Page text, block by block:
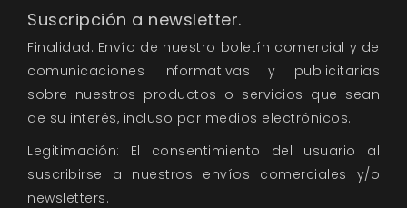
Suscripción a newsletter.
Finalidad: Envío de nuestro boletín comercial y de
comunicaciones informativas y publicitarias
sobre nuestros productos o servicios que sean
de su interés, incluso por medios electrónicos.
Legitimación: El consentimiento del usuario al
suscribirse a nuestros envíos comerciales y/o
newsletters.